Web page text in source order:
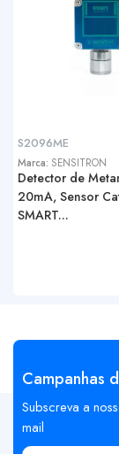
S2096ME
Marca: SENSITRON
Detector de
20mA, Sensor
SMART...
Campanhas
Subscreva a
mail